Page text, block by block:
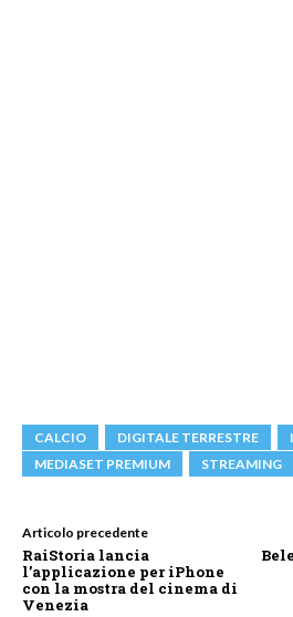
CALCIO DIGITALE TERRESTRE
MEDIASET PREMIUM
STREAMING
Articolo precedente
RaiStoria lancia
l’applicazione per iPhone
con la mostra del cinema di
Venezia